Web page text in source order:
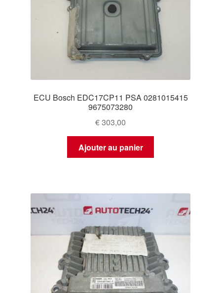
ECU Bosch EDC17CP11 PSA 0281015415
9675073280
€303,00
Ajouter au panier